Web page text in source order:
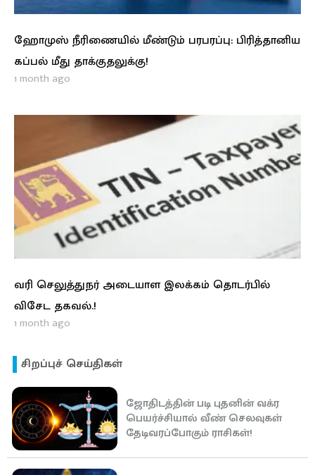
ஹோமுஸ் நீரிணையில் மீண்டும் பரபரப்பு: பிரித்தானிய
கப்பல் மீது தாக்குதலுக்கு!
1 month ago
வரி செலுத்துநர் அடையாள இலக்கம் தொடர்பில்
விசேட தகவல்.!
1 month ago
சிறப்புச் செய்திகள்
ஜோதிடத்தின் படி புதனின் வக்ர
பெயர்ச்சியால் வீண் செலவுகள்
தேடிவரப்போகும் ராசிகள்!